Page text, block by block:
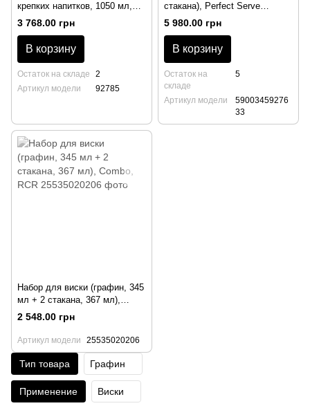
крепких напитков, 1050 мл,
Malt, Nude
3 768.00 грн
В корзину
Остаток на складе
2
Артикул модели
92785
стакана), Perfect Serve
Gentleman, Krosno
5 980.00 грн
В корзину
Остаток на
складе
5
Артикул модели
59003459276
33
Набор для виски (графин, 345
мл + 2 стакана, 367 мл),
Combo, RCR
2 548.00 грн
Артикул модели 25535020206
Тип товара Графин
Применение Виски